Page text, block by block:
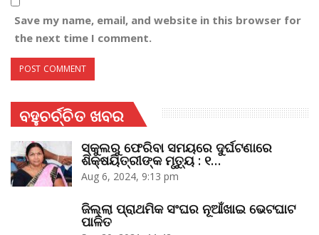
Save my name, email, and website in this browser for
the next time I comment.
ବହୁଚର୍ଚ୍ଚିତ ଖବର
ସ୍କୁଲରୁ ଫେରିବା ସମୟରେ ଦୁର୍ଘଟଣାରେ
ଶିକ୍ଷୟିତ୍ରୀଙ୍କ ମୃତ୍ୟୁ : ୧…
Aug 6, 2024, 9:13 pm
ଜିଲ୍ଲା ପ୍ରାଥମିକ ସଂଘର ନୂଆଁଖାଇ ଭେଟଘାଟ
ପାଳିତ